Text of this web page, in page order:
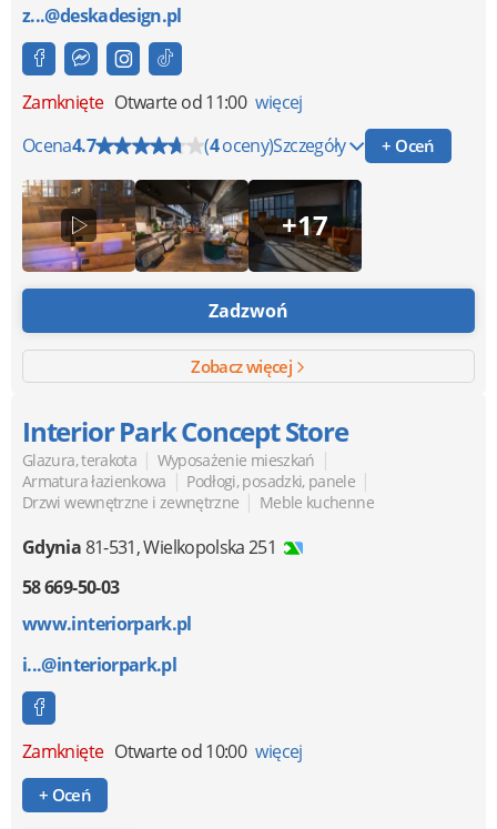
z...@deskadesign.pl
Zamknięte Otwarte od 11:00 więcej
Ocena4.7 (4oceny)Szczegóły + Oceń
+17
Zadzwoń
Zobacz więcej
Interior Park Concept Store
Glazura, terakota | Wyposażenie mieszkań |
Armatura łazienkowa | Podłogi, posadzki, panele |
Drzwi wewnętrzne i zewnętrzne | Meble kuchenne
Gdynia81-531,Wielkopolska 251
58 669-50-03
www.interiorpark.pl
i...@interiorpark.pl
Zamknięte Otwarte od 10:00 więcej
+ Oceń